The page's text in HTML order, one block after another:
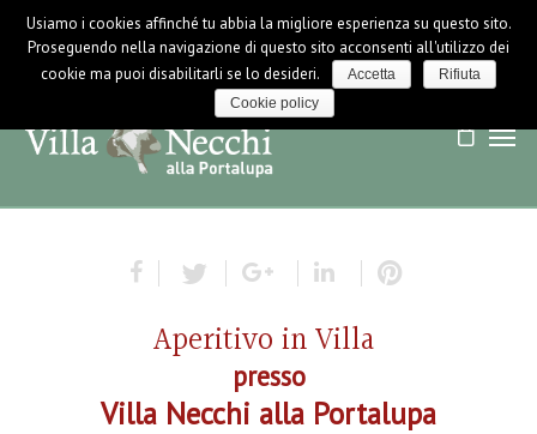
LOGIN / LOGOUT NEWS
Aperitivo in Villa
presso
Villa Necchi alla Portalupa
Usiamo i cookies affinché tu abbia la migliore esperienza su questo sito.
Proseguendo nella navigazione di questo sito acconsenti all'utilizzo dei
cookie ma puoi disabilitarli se lo desideri.
Accetta
Rifiuta
Cookie policy